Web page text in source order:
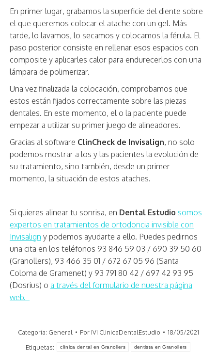
En primer lugar, grabamos la superficie del diente sobre
el que queremos colocar el atache con un gel. Más
tarde, lo lavamos, lo secamos y colocamos la férula. El
paso posterior consiste en rellenar esos espacios con
composite y aplicarles calor para endurecerlos con una
lámpara de polimerizar.
Una vez finalizada la colocación, comprobamos que
estos están fijados correctamente sobre las piezas
dentales. En este momento, el o la paciente puede
empezar a utilizar su primer juego de alineadores.
Gracias al software ClinCheck de Invisalign, no solo
podemos mostrar a los y las pacientes la evolución de
su tratamiento, sino también, desde un primer
momento, la situación de estos ataches.
Si quieres alinear tu sonrisa, en Dental Estudio somos
expertos en tratamientos de ortodoncia invisible con
Invisalign y podemos ayudarte a ello. Puedes pedirnos
una cita en los teléfonos 93 846 59 03 / 690 39 50 60
(Granollers), 93 466 35 01 / 672 67 05 96 (Santa
Coloma de Gramenet) y 93 791 80 42 / 697 42 93 95
(Dosrius) o a través del formulario de nuestra página
web.
Categoría: General Por IVI ClinicaDentalEstudio
18/05/2021
Etiquetas:
clínica dental en Granollers dentista en Granollers